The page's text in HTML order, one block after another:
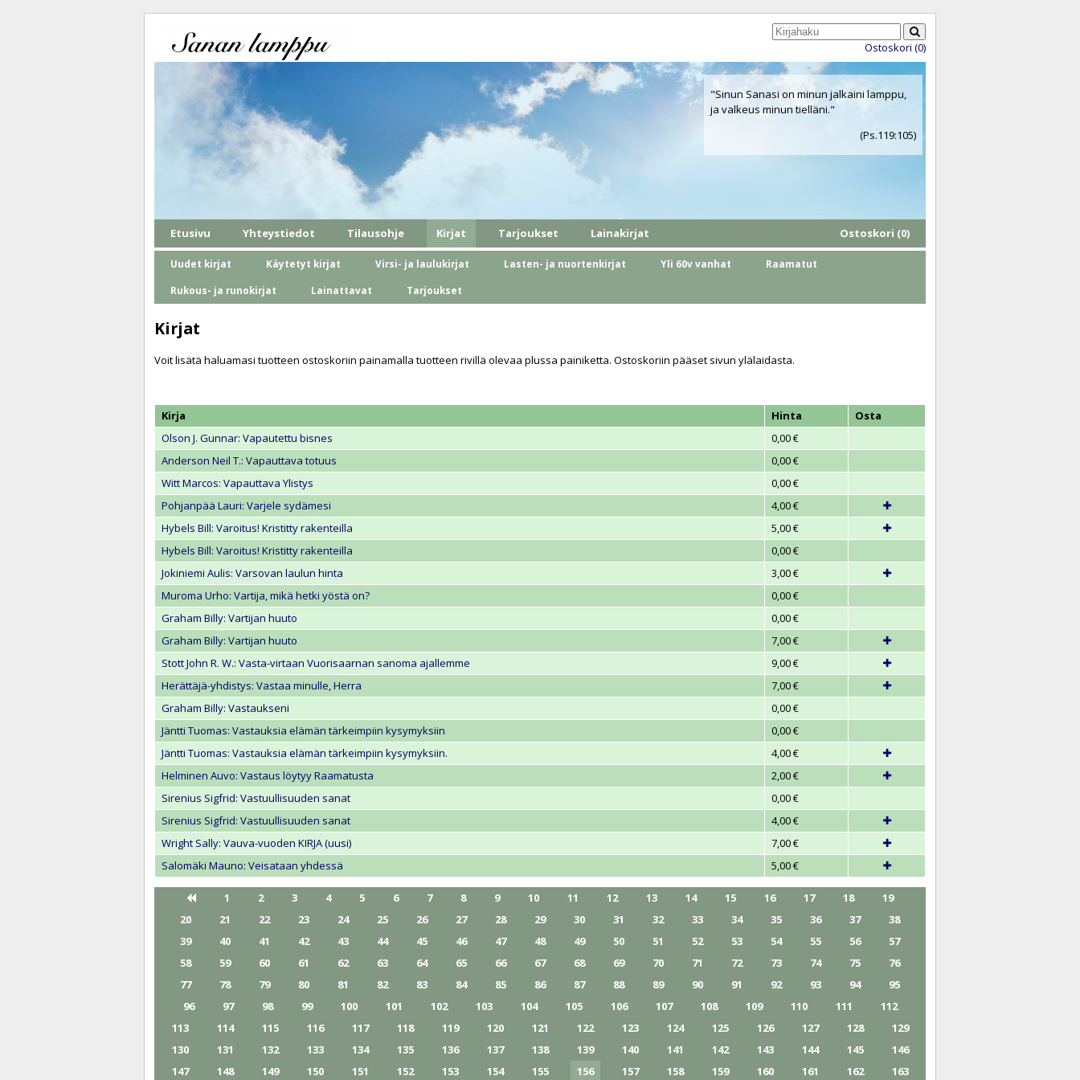
Ostoskori (0)
"Sinun Sanasi on minun jalkaini lamppu,
ja valkeus minun tielläni."
(Ps.119:105)
Etusivu Yhteystiedot Tilausohje Kirjat Tarjoukset Lainakirjat Ostoskori (0)
Uudet kirjat Käytetyt kirjat Virsi- ja laulukirjat Lasten- ja nuortenkirjat Yli 60v vanhat Raamatut
Rukous- ja runokirjat Lainattavat Tarjoukset
Kirjat
Voit lisätä haluamasi tuotteen ostoskoriin painamalla tuotteen rivillä olevaa plussa painiketta. Ostoskoriin pääset sivun ylälaidasta.
Kirja Hinta
Osta
Olson J. Gunnar: Vapautettu bisnes
0,00 €
Anderson Neil T.: Vapauttava totuus
0,00 €
Witt Marcos: Vapauttava Ylistys
0,00 €
Pohjanpää Lauri: Varjele sydämesi
4,00 €
Hybels Bill: Varoitus! Kristitty rakenteilla
5,00 €
Hybels Bill: Varoitus! Kristitty rakenteilla
0,00 €
Jokiniemi Aulis: Varsovan laulun hinta
3,00 €
Muroma Urho: Vartija, mikä hetki yöstä on?
0,00 €
Graham Billy: Vartijan huuto
0,00 €
Graham Billy: Vartijan huuto
7,00 €
Stott John R. W.: Vasta-virtaan Vuorisaarnan sanoma ajallemme
9,00 €
Herättäjä-yhdistys: Vastaa minulle, Herra
7,00 €
Graham Billy: Vastaukseni
0,00 €
Jäntti Tuomas: Vastauksia elämän tärkeimpiin kysymyksiin
0,00 €
Jäntti Tuomas: Vastauksia elämän tärkeimpiin kysymyksiin.
4,00 €
Helminen Auvo: Vastaus löytyy Raamatusta
2,00 €
Sirenius Sigfrid: Vastuullisuuden sanat
0,00 €
Sirenius Sigfrid: Vastuullisuuden sanat
4,00 €
Wright Sally: Vauva-vuoden KIRJA (uusi)
7,00 €
Salomäki Mauno: Veisataan yhdessä
5,00 €
1 2 3 4 5 6 7 8 9 10 11 12 13 14 15 16 17 18
19
20
21 22 23 24 25 26 27 28 29 30 31 32 33 34 35 36 37
38
39
40 41 42 43 44 45 46 47 48 49 50 51 52 53 54 55 56
57
58
59 60 61 62 63 64 65 66 67 68 69 70 71 72 73 74 75
76
77
78 79 80 81 82 83 84 85 86 87 88 89 90 91 92 93 94
95
96
97 98 99 100 101 102 103 104 105 106 107 108 109 110 111
112
113
114 115 116 117 118 119 120 121 122 123 124 125 126 127 128
129
130
131 132 133 134 135 136 137 138 139 140 141 142 143 144 145
146
147
148 149 150 151 152 153 154 155 156 157 158 159 160 161 162 163